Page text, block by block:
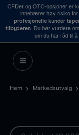
CFDer og OTC-opsjoner er
innebærer høy risiko for
profesjonelle kunder
tilbyderen . Du bør vurdere
om du har råd til
Hem Markedsutvalg